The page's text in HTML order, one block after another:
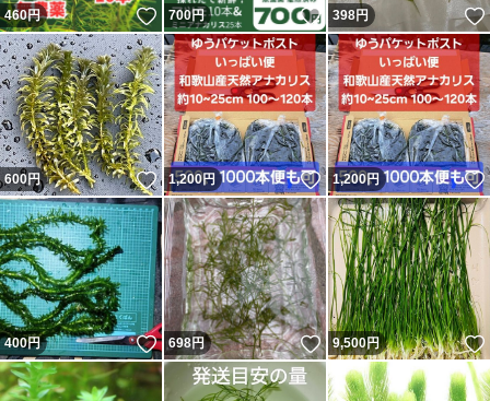
460円 いいね！
700円 いいね！
398円
600円 いいね！
1,200円 いいね！
1,200円
400円 いいね！
698円 いいね！
9,500円